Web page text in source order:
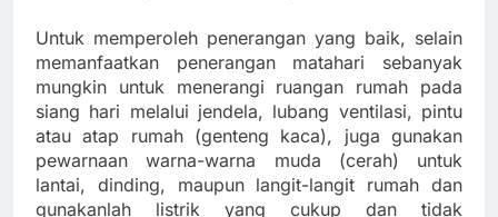
Untuk memperoleh penerangan yang baik, selain
memanfaatkan penerangan matahari sebanyak
mungkin untuk menerangi ruangan rumah pada
siang hari melalui jendela, lubang ventilasi, pintu
atau atap rumah (genteng kaca), juga gunakan
pewarnaan warna-warna muda (cerah) untuk
lantai, dinding, maupun langit-langit rumah dan
gunakanlah listrik yang cukup dan tidak